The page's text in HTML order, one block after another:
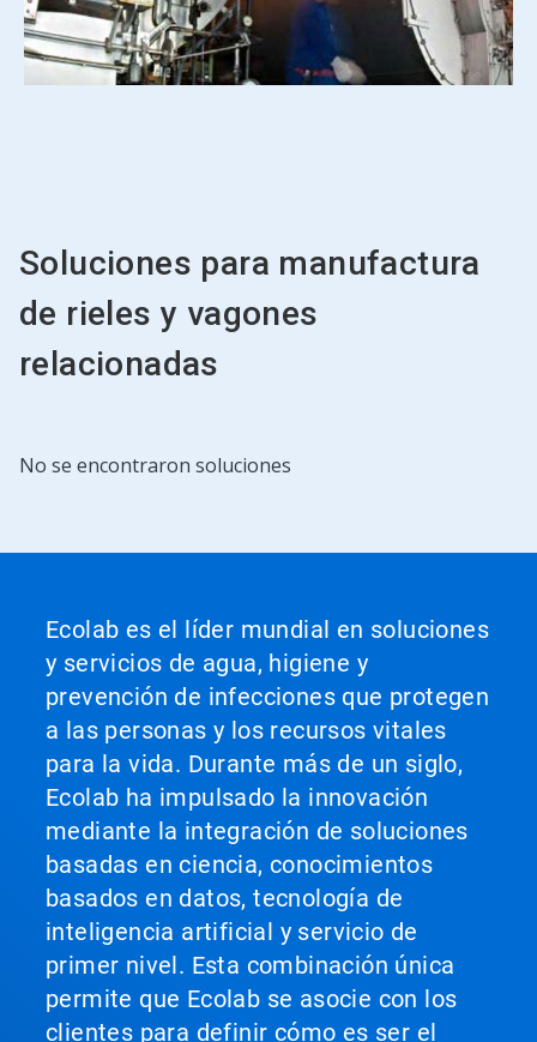
Soluciones para manufactura
de rieles y vagones
relacionadas
No se encontraron soluciones
Ecolab es el líder mundial en soluciones
y servicios de agua, higiene y
prevención de infecciones que protegen
a las personas y los recursos vitales
para la vida. Durante más de un siglo,
Ecolab ha impulsado la innovación
mediante la integración de soluciones
basadas en ciencia, conocimientos
basados en datos, tecnología de
inteligencia artificial y servicio de
primer nivel. Esta combinación única
permite que Ecolab se asocie con los
clientes para definir cómo es ser el